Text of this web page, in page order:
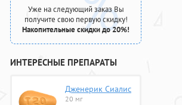
Уже на следующий заказ Вы
получите свою первую скидку!
Накопительные скидки до 20%!
ИНТЕРЕСНЫЕ ПРЕПАРАТЫ
Дженерик Сиалис
20 мг